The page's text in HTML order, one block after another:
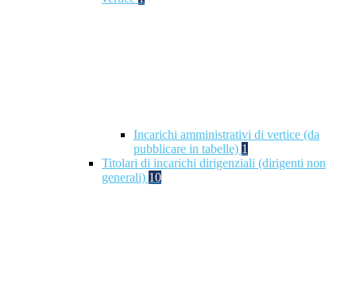
Incarichi amministrativi di vertice (da
pubblicare in tabelle) 1
Titolari di incarichi dirigenziali (dirigenti non
generali) 10